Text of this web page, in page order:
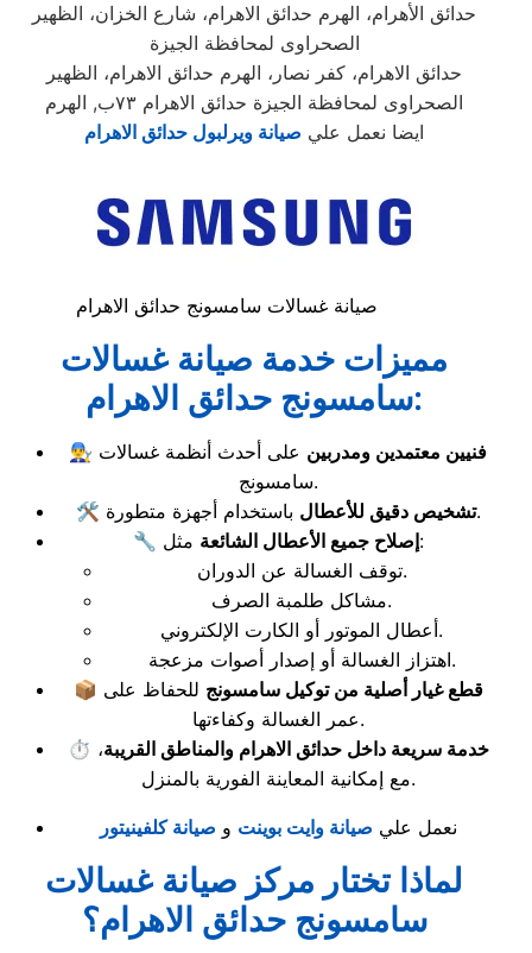
حدائق الأهرام، الهرم حدائق الاهرام، شارع الخزان، الظهير
الصحراوى لمحافظة الجيزة
حدائق الاهرام، كفر نصار، الهرم حدائق الاهرام، الظهير
الصحراوى لمحافظة الجيزة حدائق الاهرام ٧٣ب, الهرم
ايضا نعمل علي صيانة ويرلبول حدائق الاهرام
صيانة غسالات سامسونج حدائق الاهرام
مميزات خدمة صيانة غسالات
سامسونج حدائق الاهرام:
👨‍🔧 فنيين معتمدين ومدربين على أحدث أنظمة غسالات
سامسونج.
🛠️
تشخيص دقيق للأعطالباستخدام أجهزة متطورة.
🔧
إصلاح جميع الأعطال الشائعةمثل:
توقف الغسالة عن الدوران.
مشاكل طلمبة الصرف.
أعطال الموتور أو الكارت الإلكتروني.
اهتزاز الغسالة أو إصدار أصوات مزعجة.
📦
قطع غيار أصلية من توكيل سامسونج للحفاظ على
عمر الغسالة وكفاءتها.
⏱️
خدمة سريعة داخل حدائق الاهرام والمناطق القريبة،
مع إمكانية المعاينة الفورية بالمنزل.
نعمل علي صيانة وايت بوينت و صيانة كلفينيتور
لماذا تختار مركز صيانة غسالات
سامسونج حدائق الاهرام؟